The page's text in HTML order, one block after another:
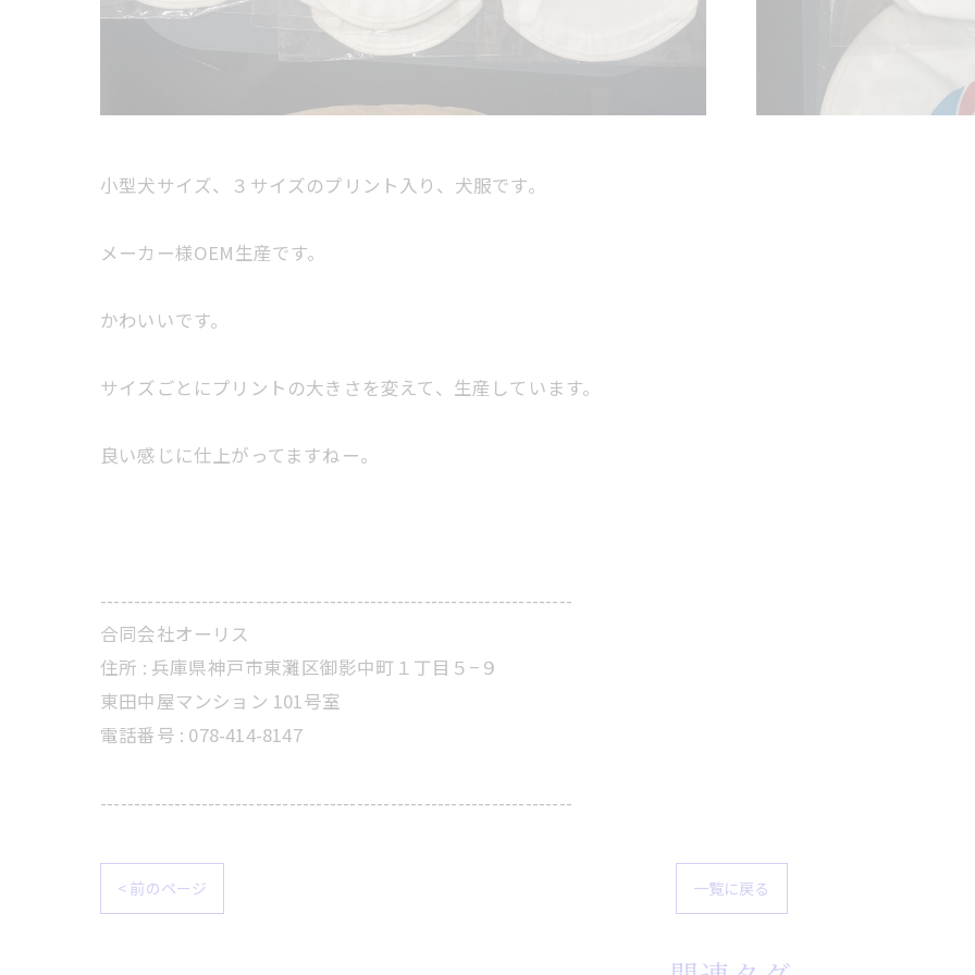
小型犬サイズ、３サイズのプリント入り、犬服です。
メーカー様OEM生産です。
かわいいです。
サイズごとにプリントの大きさを変えて、生産しています。
良い感じに仕上がってますねー。
----------------------------------------------------------------------
合同会社オーリス
住所 : 兵庫県神戸市東灘区御影中町１丁目５−９
東田中屋マンション 101号室
電話番号 : 078-414-8147
----------------------------------------------------------------------
< 前のページ 一覧に戻る